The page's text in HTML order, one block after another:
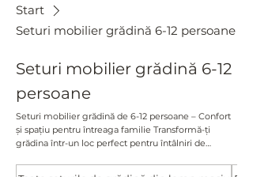
Start
Seturi mobilier grădină 6-12 persoane
Seturi mobilier grădină 6-12
persoane
Seturi mobilier grădină de 6-12 persoane – Confort
și spațiu pentru întreaga familie Transformă-ți
grădina într-un loc perfect pentru întâlniri de